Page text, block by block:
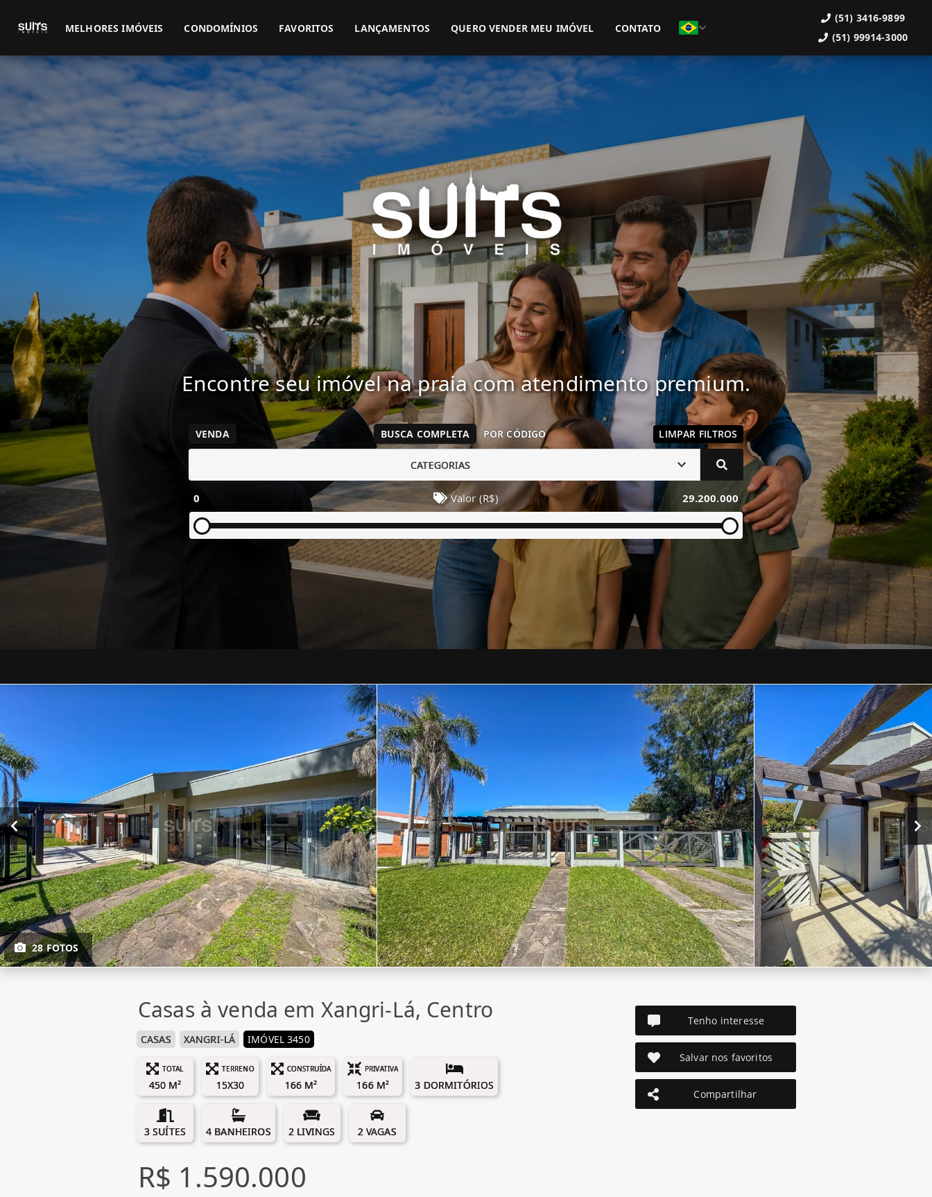
(51) 3416-9899 (51) 99914-3000
MELHORES IMÓVEIS CONDOMÍNIOS FAVORITOS LANÇAMENTOS QUERO VENDER MEU IMÓVEL CONTATO
(51) 3416-9899
(51) 99914-3000
Encontre seu imóvel na praia com atendimento premium.
VENDA BUSCA COMPLETA POR CÓDIGO LIMPAR FILTROS
CATEGORIAS
0 Valor (R$) 29.200.000
28 FOTOS
Casas à venda em Xangri-Lá, Centro
CASAS XANGRI-LÁ IMÓVEL 3450
TOTAL
450 M²
TERRENO
15X30
CONSTRUÍDA
166 M²
PRIVATIVA
166 M² 3 DORMITÓRIOS
3 SUÍTES 4 BANHEIROS 2 LIVINGS 2 VAGAS
R$ 1.590.000
Tenho interesse
Salvar nos favoritos
Compartilhar